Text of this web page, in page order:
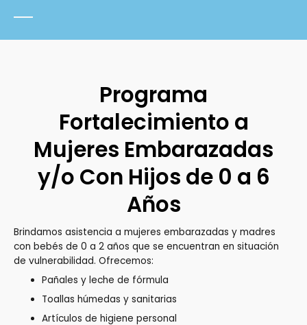
Programa
Fortalecimiento a
Mujeres Embarazadas
y/o Con Hijos de 0 a 6
Años
Brindamos asistencia a mujeres embarazadas y madres
con bebés de 0 a 2 años que se encuentran en situación
de vulnerabilidad. Ofrecemos:
Pañales y leche de fórmula
Toallas húmedas y sanitarias
Artículos de higiene personal